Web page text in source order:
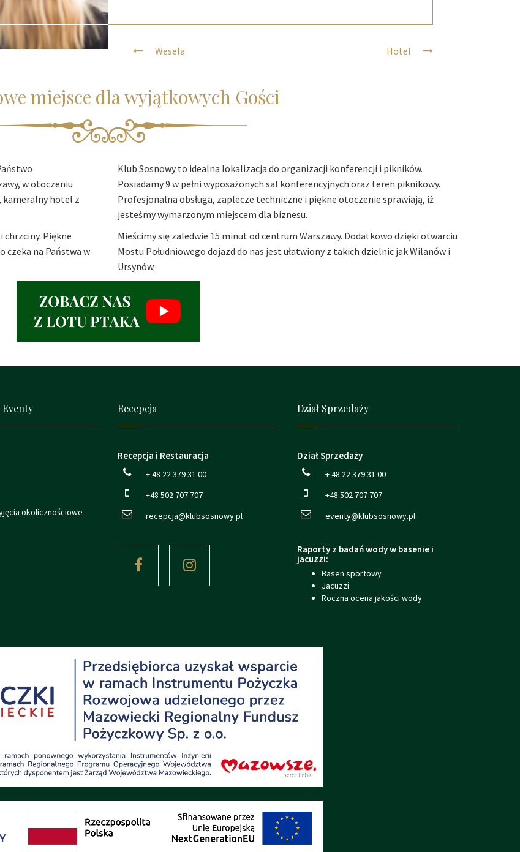
Wesela Hotel
miejsce dla wyjątkowych Gości
w otoczeniu
kameralny hotel z
Piękne
czeka na Państwa w
Klub Sosnowy to idealna lokalizacja do organizacji konferencji i pikników.
Posiadamy 9 w pełni wyposażonych sal konferencyjnych oraz teren piknikowy.
Profesjonalna obsługa, zaplecze techniczne i piękne otoczenie sprawiają, iż
jesteśmy wymarzonym miejscem dla biznesu.
Mieścimy się zaledwie 15 minut od centrum Warszawy. Dodatkowo dzięki otwarciu
Mostu Południowego dojazd do nas jest ułatwiony z takich dzielnic jak Wilanów i
Ursynów.
okolicznościowe
Recepcja
Recepcja i Restauracja
+ 48 22 379 31 00
+48 502 707 707
recepcja@klubsosnowy.pl
Dział Sprzedaży
Dział Sprzedaży
+ 48 22 379 31 00
+48 502 707 707
eventy@klubsosnowy.pl
Raporty z badań wody w basenie i
jacuzzi:
Basen sportowy
Jacuzzi
Roczna ocena jakości wody